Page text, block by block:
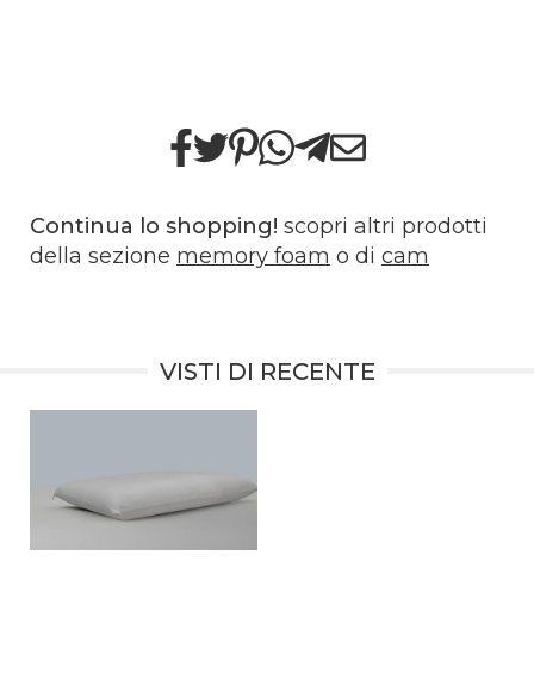
Continua lo shopping! scopri altri prodotti
della sezione memory foam o di cam
VISTI DI RECENTE